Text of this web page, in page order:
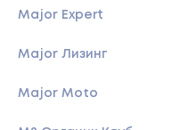
Major Expert
Major Лизинг
Major Moto